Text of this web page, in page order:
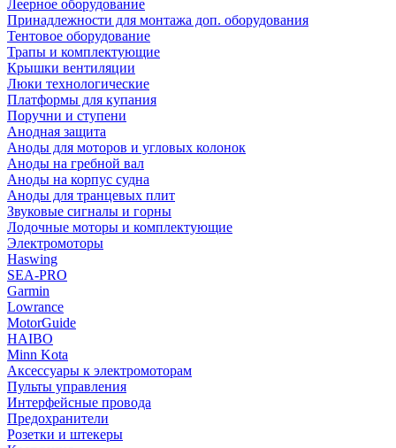
Леерное оборудование
Принадлежности для монтажа доп. оборудования
Тентовое оборудование
Трапы и комплектующие
Крышки вентиляции
Люки технологические
Платформы для купания
Поручни и ступени
Анодная защита
Аноды для моторов и угловых колонок
Аноды на гребной вал
Аноды на корпус судна
Аноды для транцевых плит
Звуковые сигналы и горны
Лодочные моторы и комплектующие
Электромоторы
Haswing
SEA-PRO
Garmin
Lowrance
MotorGuide
HAIBO
Minn Kota
Аксессуары к электромоторам
Пульты управления
Интерфейсные провода
Предохранители
Розетки и штекеры